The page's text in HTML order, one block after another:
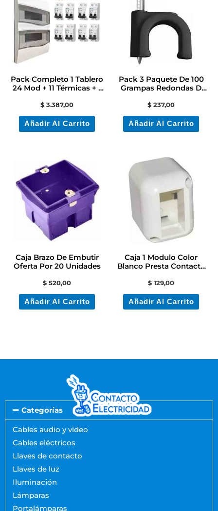
Pack Completo 1 Tablero
24 Mod + 11 Térmicas + 1
$ 3.387,00
Añadir Al Carrito
Pack 3 Paquete De 100
Grampas Redondas D
$ 237,00
Añadir Al Carrito
Caja Brazo De Embutir
Oferta Por 20 Unidades
$ 520,00
Añadir Al Carrito
Caja 1 Modulo Color
Blanco Presta Contacto
$ 129,00
Añadir Al Carrito
Categorías
Cables audio y video
Cables eléctricos
Llaves de contacto
Llaves de luz
Iluminación
Lámparas
Portalámparas